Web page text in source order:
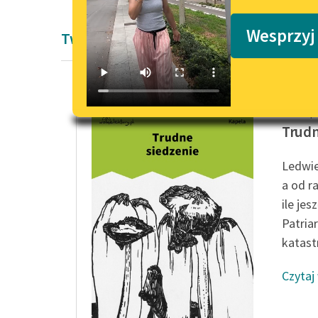
Twórczość okresu współczesności Jaś
a od
ile
Czytaj